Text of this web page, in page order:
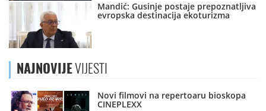
Mandić: Gusinje postaje prepoznatljiva
evropska destinacija ekoturizma
NAJNOVIJEVIJESTI
Novi filmovi na repertoaru bioskopa
CINEPLEXX